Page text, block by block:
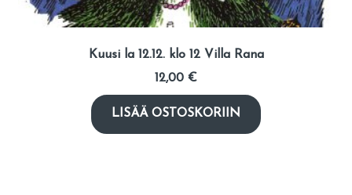
Kuusi la 12.12. klo 12 Villa Rana
12,00 €
LISÄÄ OSTOSKORIIN